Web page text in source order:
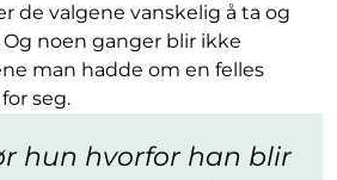
de valgene vanskelig å ta og
noen ganger blir ikke
man hadde om en felles
seg.
hun hvorfor han blir